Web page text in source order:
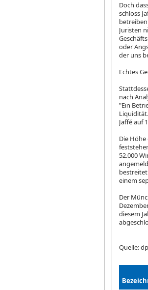
Doch
schloss
Juristen
oder
der uns
Echtes
nach
"Ein
Jaffé auf
Die
52.000
einem
Der
diesem
Quelle: